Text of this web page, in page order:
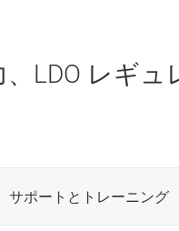
LDO レギ